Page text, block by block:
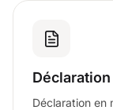
Déclaration en